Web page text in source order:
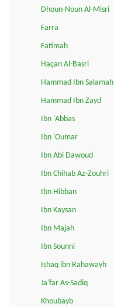
Dhoun-Noun Al-Misri
Farra
Fatimah
Haçan Al-Basri
Hammad Ibn Salamah
Hammad Ibn Zayd
Ibn 'Abbas
Ibn 'Oumar
Ibn Abi Dawoud
Ibn Chihab Az-Zouhri
Ibn Hibban
Ibn Kaysan
Ibn Majah
Ibn Sounni
Ishaq ibn Rahawayh
Ja'far As-Sadiq
Khoubayb